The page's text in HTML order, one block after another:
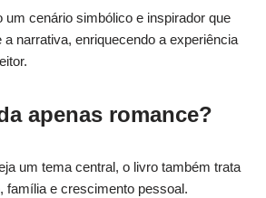
um cenário simbólico e inspirador que
a narrativa, enriquecendo a experiência
apenas romance?
um tema central, o livro também trata
família e crescimento pessoal.